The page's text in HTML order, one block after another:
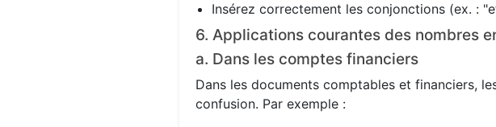
Insérez correctement les conjonctions (ex. :
6. Applications courantes des nombres
a. Dans les comptes financiers
Dans les documents comptables et financiers,
confusion. Par exemple :